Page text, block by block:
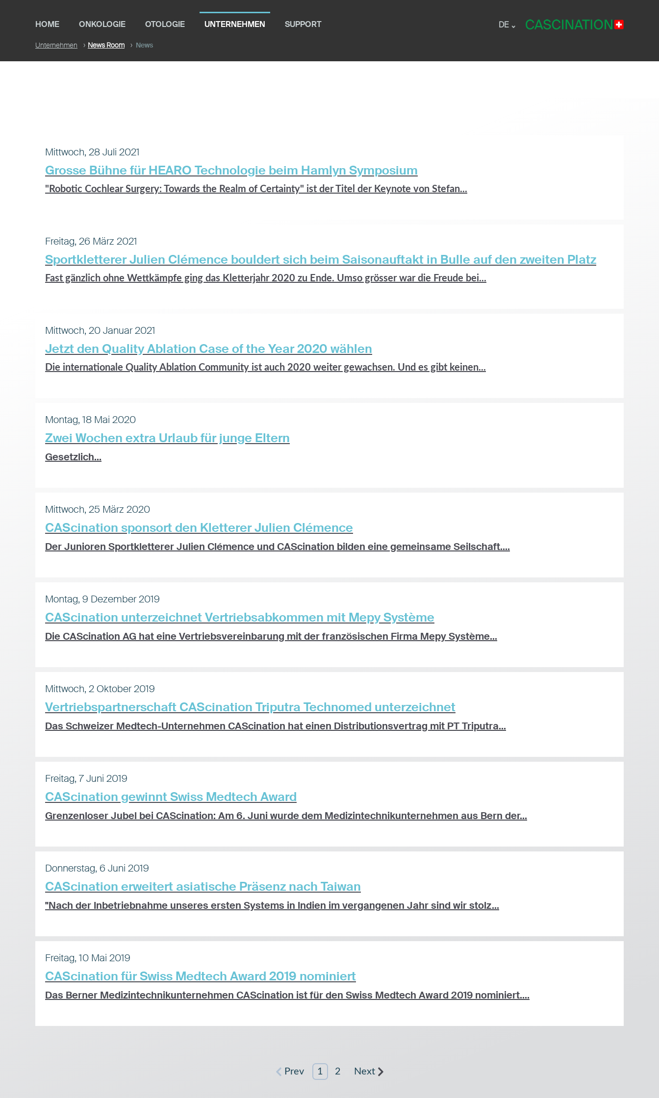
HOME ONKOLOGIE OTOLOGIE UNTERNEHMEN SUPPORT DE
Unternehmen News Room News
Mittwoch, 28 Juli 2021
Grosse Bühne für HEARO Technologie beim Hamlyn Symposium
"Robotic Cochlear Surgery: Towards the Realm of Certainty" ist der Titel der Keynote von Stefan...
Freitag, 26 März 2021
Sportkletterer Julien Clémence bouldert sich beim Saisonauftakt in Bulle auf den zweiten Platz
Fast gänzlich ohne Wettkämpfe ging das Kletterjahr 2020 zu Ende. Umso grösser war die Freude bei...
Mittwoch, 20 Januar 2021
Jetzt den Quality Ablation Case of the Year 2020 wählen
Die internationale Quality Ablation Community ist auch 2020 weiter gewachsen. Und es gibt keinen...
Montag, 18 Mai 2020
Zwei Wochen extra Urlaub für junge Eltern
Gesetzlich...
Mittwoch, 25 März 2020
CAScination sponsort den Kletterer Julien Clémence
Der Junioren Sportkletterer Julien Clémence und CAScination bilden eine gemeinsame Seilschaft....
Montag, 9 Dezember 2019
CAScination unterzeichnet Vertriebsabkommen mit Mepy Système
Die CAScination AG hat eine Vertriebsvereinbarung mit der französischen Firma Mepy Système...
Mittwoch, 2 Oktober 2019
Vertriebspartnerschaft CAScination Triputra Technomed unterzeichnet
Das Schweizer Medtech-Unternehmen CAScination hat einen Distributionsvertrag mit PT Triputra...
Freitag, 7 Juni 2019
CAScination gewinnt Swiss Medtech Award
Grenzenloser Jubel bei CAScination: Am 6. Juni wurde dem Medizintechnikunternehmen aus Bern der...
Donnerstag, 6 Juni 2019
CAScination erweitert asiatische Präsenz nach Taiwan
"Nach der Inbetriebnahme unseres ersten Systems in Indien im vergangenen Jahr sind wir stolz...
Freitag, 10 Mai 2019
CAScination für Swiss Medtech Award 2019 nominiert
Das Berner Medizintechnikunternehmen CAScination ist für den Swiss Medtech Award 2019 nominiert....
Prev 1 2 Next